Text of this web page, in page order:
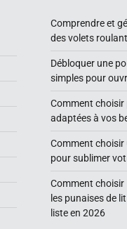
Comprendre et
des volets
Débloquer une
simples pour
Comment choisir
adaptées à vos
Comment
pour sublimer
Comment
les punaises de
liste en 2026